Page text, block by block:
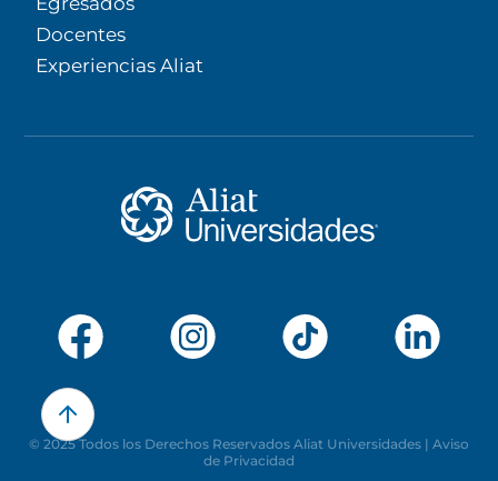
Docentes
Experiencias Aliat
© 2025 Todos los Derechos Reservados Aliat Universidades | Aviso
de Privacidad